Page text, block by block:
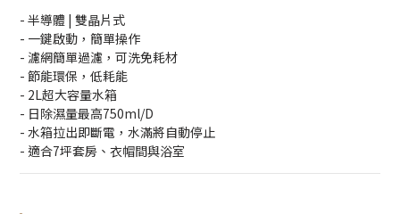
- 半導體 | 雙晶片式
- 一鍵啟動，簡單操作
- 濾網簡單過濾，可洗免耗材
- 節能環保，低耗能
- 2L超大容量水箱
- 日除濕量最高750ml/D
- 水箱拉出即斷電，水滿將自動停止
- 適合7坪套房、衣帽間與浴室